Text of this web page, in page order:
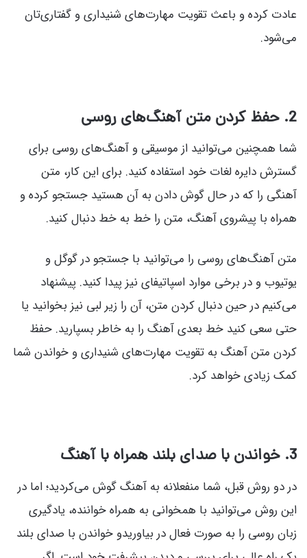
عادت کرده و باعث تقویت مهارت‌های شنیداری و گفتاری‌تان
می‌شود.
2. حفظ کردن متن آهنگ‌های روسی
شما همچنین می‌توانید از موسیقی و آهنگ‌های روسی برای
گسترش دایره لغات خود استفاده کنید. برای این کار، متن
آهنگی را که در حال گوش دادن به آن هستید جستجو کرده و
همراه با پیشروی آهنگ، متن را خط به خط دنبال کنید.
متن آهنگ‌های روسی را می‌توانید با جستجو در گوگل و
یوتیوب و در برخی موارد اسپاتیفای نیز پیدا کنید. پیشنهاد
می‌کنیم در حین دنبال کردن متن، آن را زیر لبی نیز بخوانید یا
حتی سعی کنید خط بعدی آهنگ را به خاطر بسپارید. حفظ
کردن متن آهنگ به تقویت مهارت‌های شنیداری و خواندن شما
کمک زیادی خواهد کرد.
3. خواندن با صدای بلند همراه با آهنگ
در دو روش قبل، شما منفعلانه به آهنگ گوش می‌کردید؛ اما در
این روش می‌توانید با همخوانی به همراه خواننده، یادگیری
زبان روسی را به صورت فعال در بیاوریدو خواندن با صدای بلند